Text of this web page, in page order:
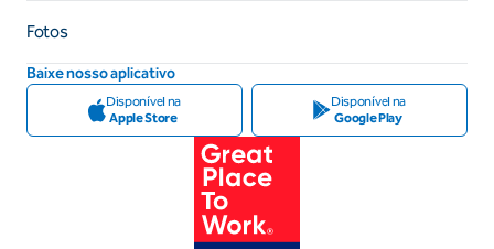
Fotos
Baixe nosso aplicativo
Disponível na
Apple Store
Disponível na
Google Play